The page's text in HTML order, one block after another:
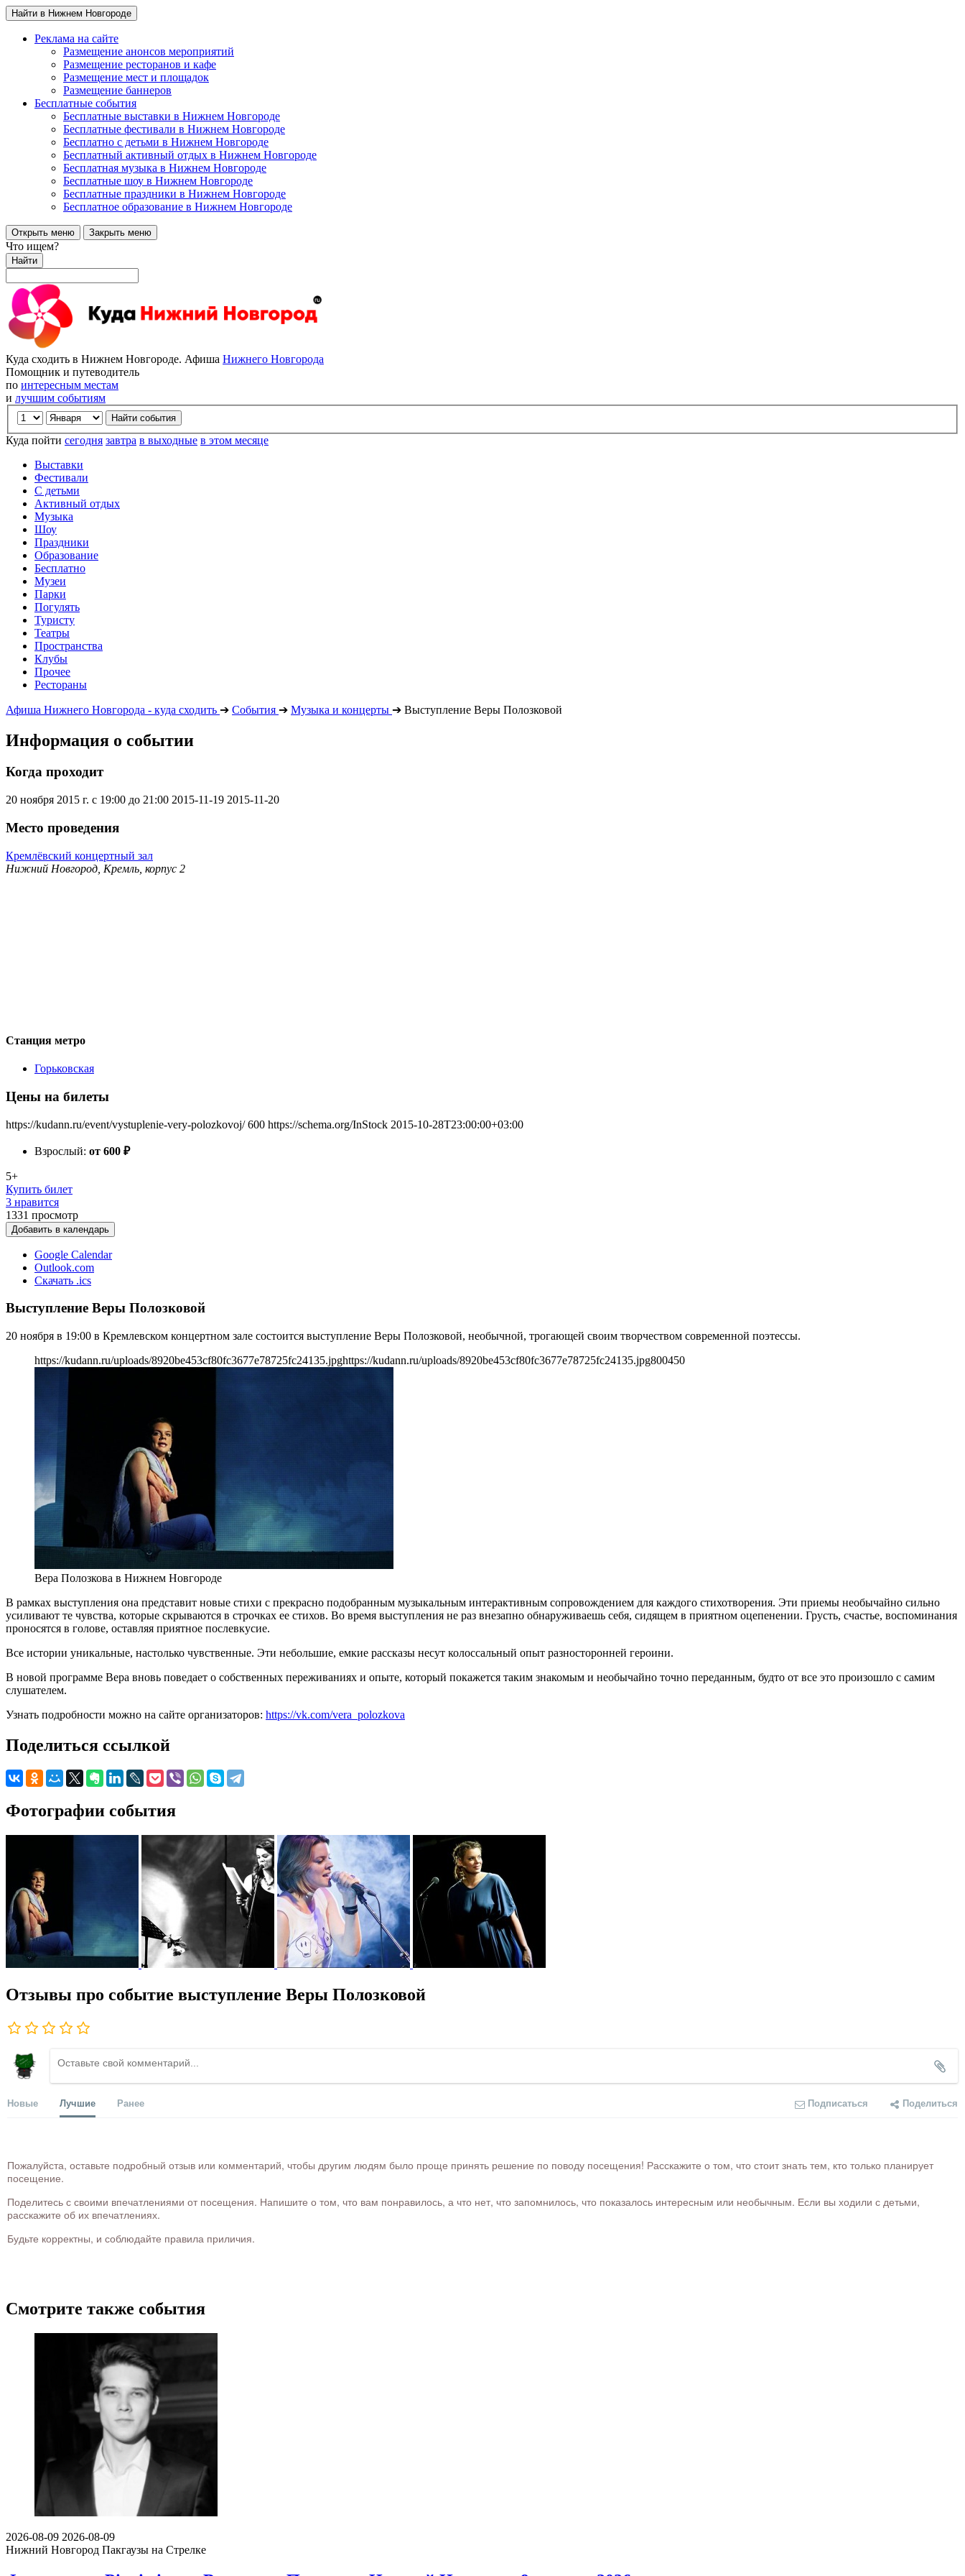
Найти в Нижнем Новгороде
Реклама на сайте
Размещение анонсов мероприятий
Размещение ресторанов и кафе
Размещение мест и площадок
Размещение баннеров
Бесплатные события
Бесплатные выставки в Нижнем Новгороде
Бесплатные фестивали в Нижнем Новгороде
Бесплатно с детьми в Нижнем Новгороде
Бесплатный активный отдых в Нижнем Новгороде
Бесплатная музыка в Нижнем Новгороде
Бесплатные шоу в Нижнем Новгороде
Бесплатные праздники в Нижнем Новгороде
Бесплатное образование в Нижнем Новгороде
Открыть меню Закрыть меню
Что ищем?
Найти
Куда сходить в Нижнем Новгороде. Афиша Нижнего Новгорода
Помощник и путеводитель
по интересным местам
и лучшим событиям
Куда пойти сегодня завтра в выходные в этом месяце
Выставки
Фестивали
С детьми
Активный отдых
Музыка
Шоу
Праздники
Образование
Бесплатно
Музеи
Парки
Погулять
Туристу
Театры
Пространства
Клубы
Прочее
Рестораны
Афиша Нижнего Новгорода - куда сходить ➔ События ➔ Музыка и концерты ➔ Выступление Веры Полозковой
Информация о событии
Когда проходит
20 ноября 2015 г. с 19:00 до 21:00 2015-11-19 2015-11-20
Место проведения
Кремлёвский концертный зал
Нижний Новгород, Кремль, корпус 2
Станция метро
Горьковская
Цены на билеты
https://kudann.ru/event/vystuplenie-very-polozkovoj/ 600 https://schema.org/InStock 2015-10-28T23:00:00+03:00
Взрослый: от 600 ₽
5+
Купить билет
3 нравится
1331 просмотр
Добавить в календарь
Google Calendar
Outlook.com
Скачать .ics
Выступление Веры Полозковой
20 ноября в 19:00 в Кремлевском концертном зале состоится выступление Веры Полозковой, необычной, трогающей своим творчеством современной поэтессы.
https://kudann.ru/uploads/8920be453cf80fc3677e78725fc24135.jpghttps://kudann.ru/uploads/8920be453cf80fc3677e78725fc24135.jpg800450
Вера Полозкова в Нижнем Новгороде
В рамках выступления она представит новые стихи с прекрасно подобранным музыкальным интерактивным сопровождением для каждого стихотворения. Эти приемы необычайно сильно
усиливают те чувства, которые скрываются в строчках ее стихов. Во время выступления не раз внезапно обнаруживаешь себя, сидящем в приятном оцепенении. Грусть, счастье, воспоминания
проносятся в голове, оставляя приятное послевкусие.
Все истории уникальные, настолько чувственные. Эти небольшие, емкие рассказы несут колоссальный опыт разносторонней героини.
В новой программе Вера вновь поведает о собственных переживаниях и опыте, который покажется таким знакомым и необычайно точно переданным, будто от все это произошло с самим
слушателем.
Узнать подробности можно на сайте организаторов: https://vk.com/vera_polozkova
Поделиться ссылкой
Фотографии события
Отзывы про событие выступление Веры Полозковой
Новые Лучшие Ранее Подписаться Поделиться
Пожалуйста, оставьте подробный отзыв или комментарий, чтобы другим людям было проще принять решение по поводу посещения! Расскажите о том, что стоит знать тем, кто только планирует
посещение.
Поделитесь с своими впечатлениями от посещения. Напишите о том, что вам понравилось, а что нет, что запомнилось, что показалось интересным или необычным. Если вы ходили с детьми,
расскажите об их впечатлениях.
Будьте корректны, и соблюдайте правила приличия.
Смотрите также события
2026-08-09 2026-08-09
Нижний Новгород Пакгаузы на Стрелке